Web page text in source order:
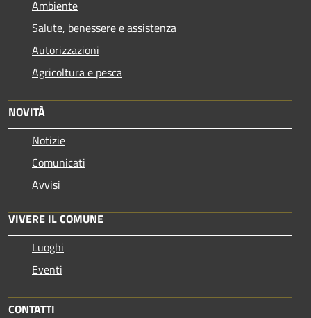
Ambiente
Salute, benessere e assistenza
Autorizzazioni
Agricoltura e pesca
NOVITÀ
Notizie
Comunicati
Avvisi
VIVERE IL COMUNE
Luoghi
Eventi
CONTATTI